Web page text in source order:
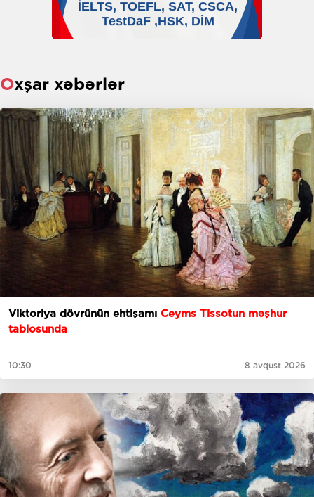
Oxşar xəbərlər
Viktoriya dövrünün ehtişamı Ceyms Tissotun məşhur
tablosunda
10:30 8 avqust 2026